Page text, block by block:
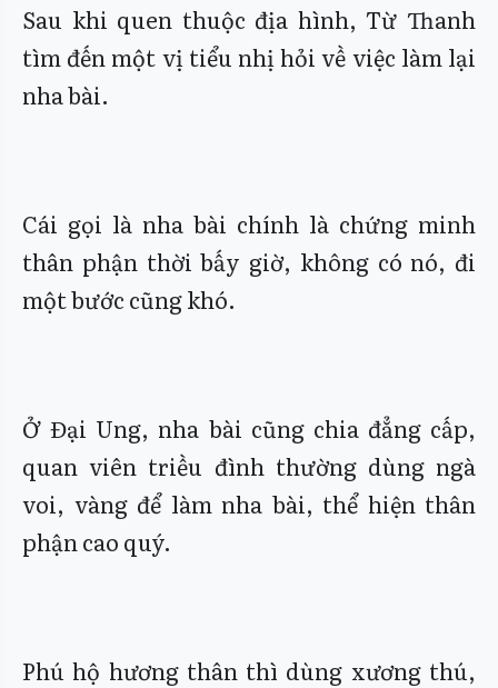
Sau khi quen thuộc địa hình, Từ Thanh
tìm đến một vị tiểu nhị hỏi về việc làm lại
nha bài.
Cái gọi là nha bài chính là chứng minh
thân phận thời bấy giờ, không có nó, đi
một bước cũng khó.
Ở Đại Ung, nha bài cũng chia đẳng cấp,
quan viên triều đình thường dùng ngà
voi, vàng để làm nha bài, thể hiện thân
phận cao quý.
Phú hộ hương thân thì dùng xương thú,